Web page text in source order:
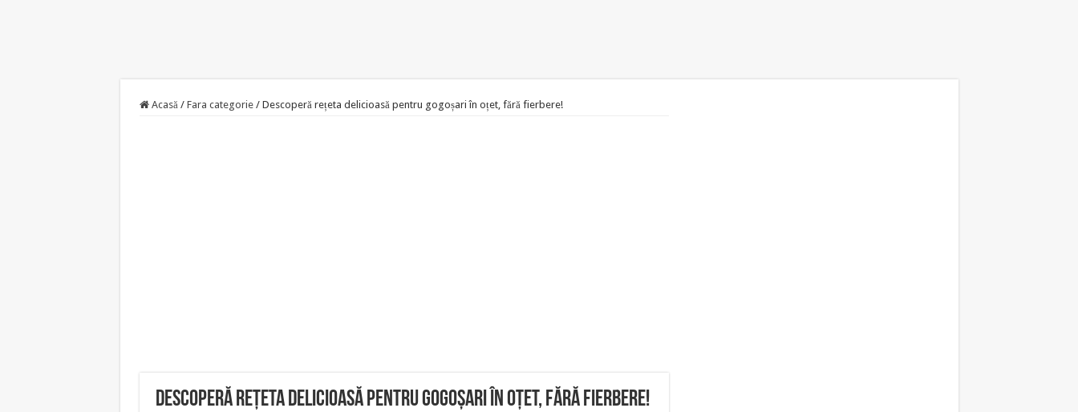
Acasă / Fara categorie / Descoperă rețeta delicioasă pentru gogoșari în oțet, fără fierbere!
Descoperă rețeta delicioasă pentru gogoșari în oțet, fără fierbere!